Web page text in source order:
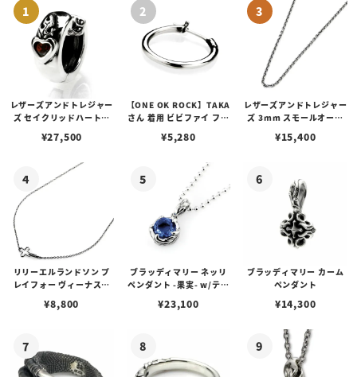
レザーズアンドトレジャー
ズ セイクリッドハートピ
¥27,500
【ONE OK ROCK】TAKA
さん 着用 ビビファイ フー
¥5,280
レザーズアンドトレジャー
ズ 3mm スモールオーバ
ブスタークラスプ＆LTロ
¥15,400
リリーエルランドソン プ
レイフォー ヴィーナスチ
¥8,800
ブラッディマリー ネッリ
ペンダント -果実- w/ティ
¥23,100
ブラッディマリー カーム
ペンダント
¥14,300